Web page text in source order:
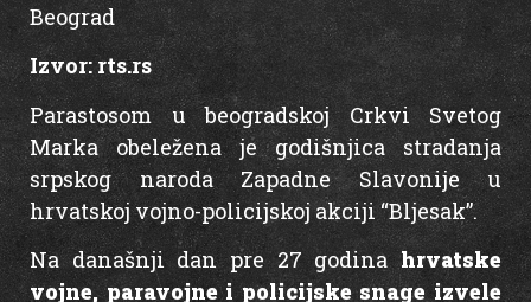
Izvor:rts.rs
Parastosom u beogradskoj Crkvi Svetog
Marka obeležena je godišnjica stradanja
srpskog naroda Zapadne Slavonije u
hrvatskoj vojno-policijskoj akciji “Bljesak”.
Na današnji dan pre 27 godina hrvatske
vojne, paravojne i policijske snage izvele
Beograd